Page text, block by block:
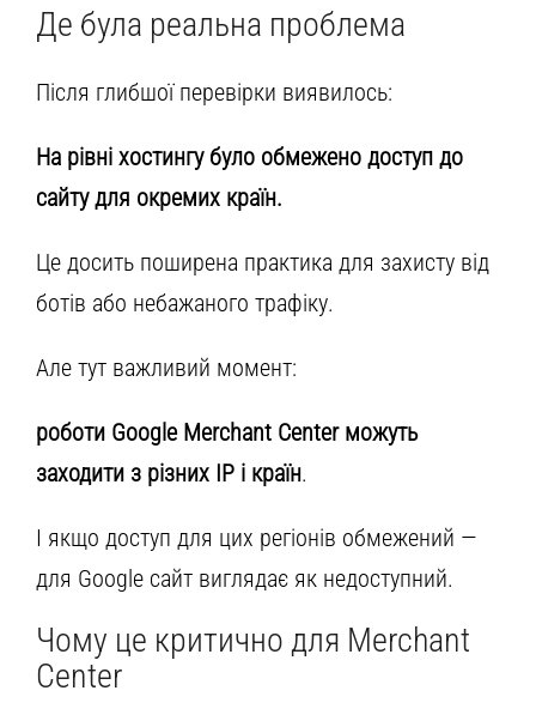
Де була реальна проблема
Після глибшої перевірки виявилось:
На рівні хостингу було обмежено доступ до
сайту для окремих країн.
Це досить поширена практика для захисту від
ботів або небажаного трафіку.
Але тут важливий момент:
роботи Google Merchant Center можуть
заходити з різних IP і країн.
І якщо доступ для цих регіонів обмежений —
для Google сайт виглядає як недоступний.
Чому це критично для Merchant
Center